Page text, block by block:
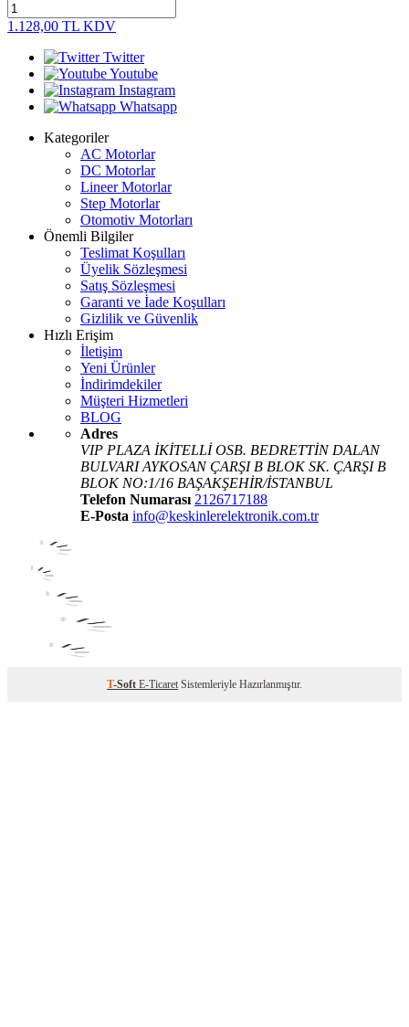
1.128,00 TL KDV
Twitter
Youtube
Instagram
Whatsapp
Kategoriler
AC Motorlar
DC Motorlar
Lineer Motorlar
Step Motorlar
Otomotiv Motorları
Önemli Bilgiler
Teslimat Koşulları
Üyelik Sözleşmesi
Satış Sözleşmesi
Garanti ve İade Koşulları
Gizlilik ve Güvenlik
Hızlı Erişim
İletişim
Yeni Ürünler
İndirimdekiler
Müşteri Hizmetleri
BLOG
Adres
VIP PLAZA İKİTELLİ OSB. BEDRETTİN DALAN
BULVARI AYKOSAN ÇARŞI B BLOK SK. ÇARŞI B
BLOK NO:1/16 BAŞAKŞEHİR/İSTANBUL
Telefon Numarası 2126717188
E-Posta info@keskinlerelektronik.com.tr
T-Soft E-Ticaret Sistemleriyle Hazırlanmıştır.